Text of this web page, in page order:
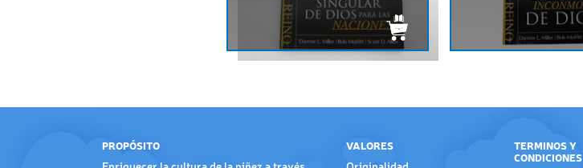
PROPÓSITO VALORES
TERMINOS Y
CONDICIONES